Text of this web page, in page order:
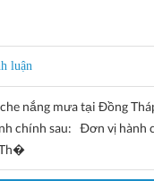
luận
nắng mưa tại Đồng
chính sau: Ðơn vị hành
Th�